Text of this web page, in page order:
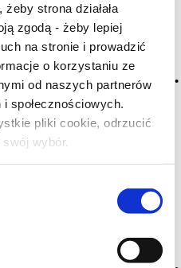
strona działała
zgodą - żeby lepiej
na stronie i prowadzić
o korzystaniu ze
od naszych partnerów
społecznościowych.
pliki cookie, odrzucić
wybór.
18 lat?
wprowadzaniem do
i nie ma go w słowniku